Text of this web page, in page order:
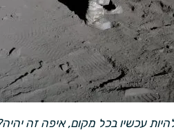
עכשיו בכל מקום, איפה זה